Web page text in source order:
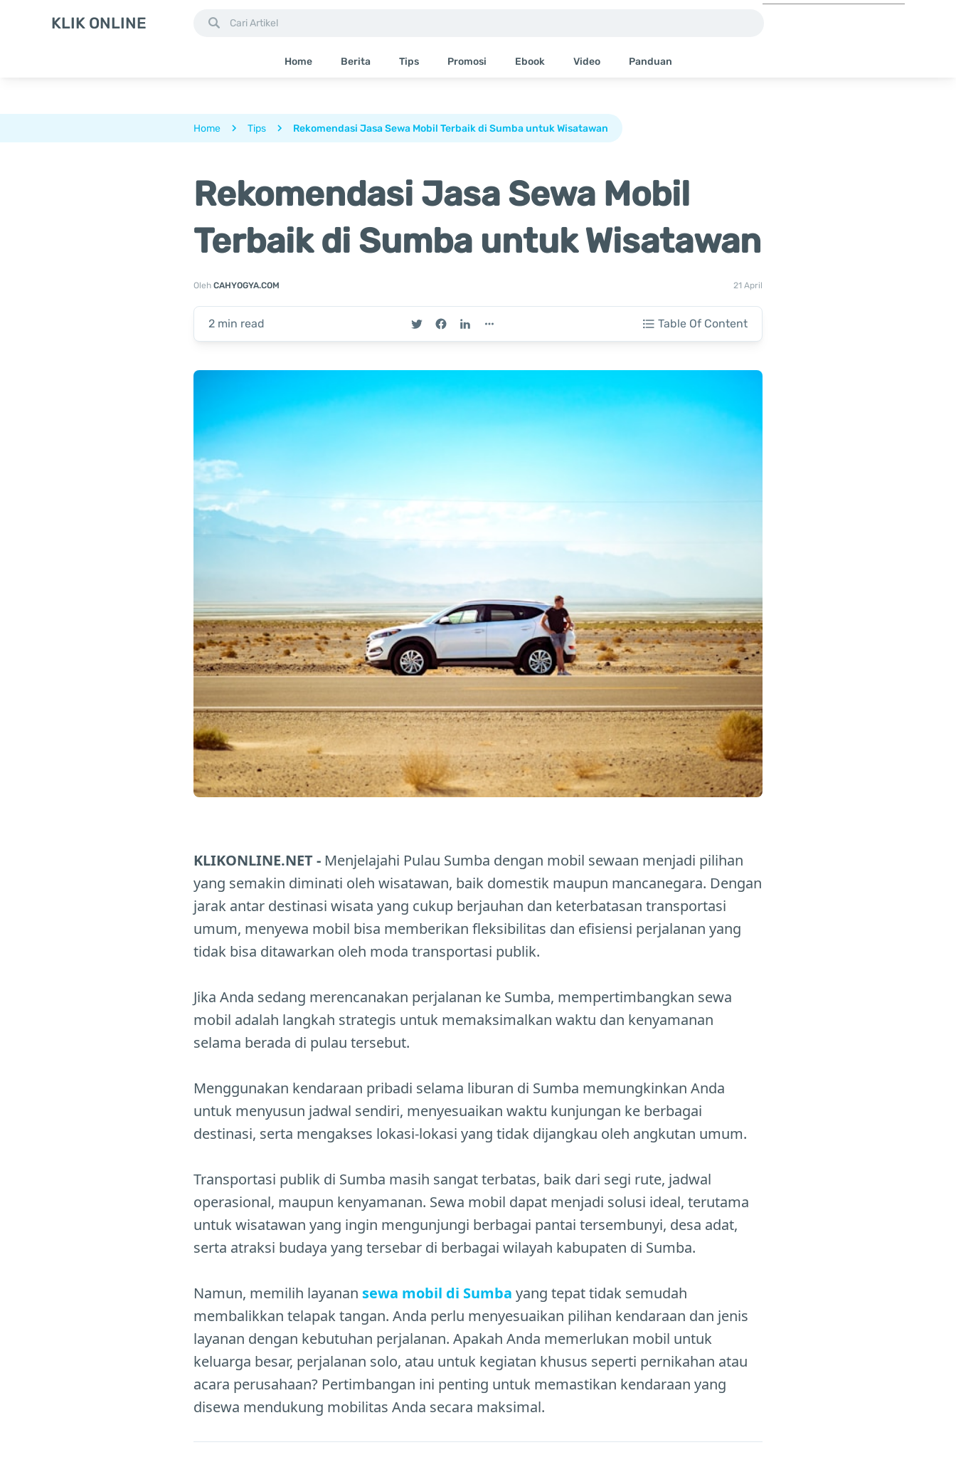
KLIK ONLINE
Home Berita Tips Promosi Ebook Video Panduan
Home Tips Rekomendasi Jasa Sewa Mobil Terbaik di Sumba untuk Wisatawan
Rekomendasi Jasa Sewa Mobil
Terbaik di Sumba untuk Wisatawan
Oleh CAHYOGYA.COM 21 April
2 min read Table Of Content
KLIKONLINE.NET - Menjelajahi Pulau Sumba dengan mobil sewaan menjadi pilihan
yang semakin diminati oleh wisatawan, baik domestik maupun mancanegara. Dengan
jarak antar destinasi wisata yang cukup berjauhan dan keterbatasan transportasi
umum, menyewa mobil bisa memberikan fleksibilitas dan efisiensi perjalanan yang
tidak bisa ditawarkan oleh moda transportasi publik.
Jika Anda sedang merencanakan perjalanan ke Sumba, mempertimbangkan sewa
mobil adalah langkah strategis untuk memaksimalkan waktu dan kenyamanan
selama berada di pulau tersebut.
Menggunakan kendaraan pribadi selama liburan di Sumba memungkinkan Anda
untuk menyusun jadwal sendiri, menyesuaikan waktu kunjungan ke berbagai
destinasi, serta mengakses lokasi-lokasi yang tidak dijangkau oleh angkutan umum.
Transportasi publik di Sumba masih sangat terbatas, baik dari segi rute, jadwal
operasional, maupun kenyamanan. Sewa mobil dapat menjadi solusi ideal, terutama
untuk wisatawan yang ingin mengunjungi berbagai pantai tersembunyi, desa adat,
serta atraksi budaya yang tersebar di berbagai wilayah kabupaten di Sumba.
Namun, memilih layanan sewa mobil di Sumba yang tepat tidak semudah
membalikkan telapak tangan. Anda perlu menyesuaikan pilihan kendaraan dan jenis
layanan dengan kebutuhan perjalanan. Apakah Anda memerlukan mobil untuk
keluarga besar, perjalanan solo, atau untuk kegiatan khusus seperti pernikahan atau
acara perusahaan? Pertimbangan ini penting untuk memastikan kendaraan yang
disewa mendukung mobilitas Anda secara maksimal.